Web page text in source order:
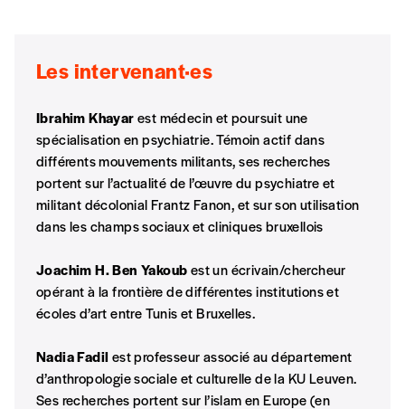
Les mots de passe ne correspondent pas
INSCRIPTION
NB: Vous pouvez choisir de participer
avoir reçu plusieurs numéros. Ce paiement
n’est pas indispensable. Il marque votre
volonté de soutenir nos activités.
NOS
FORMULES
Abonnement
1 an = 5 numéros
Les intervenant·es
Ibrahim Khayarest médecin et poursuit une
spécialisation en psychiatrie. Témoin actif dans
différents mouvements militants, ses recherches
portent sur l’actualité de l’œuvre du psychiatre et
militant décolonial Frantz Fanon, et sur son utilisation
dans les champs sociaux et cliniques bruxellois
Joachim H. Ben Yakoubest un écrivain/chercheur
opérant à la frontière de différentes institutions et
écoles d’art entre Tunis et Bruxelles.
Nadia Fadilest professeur associé au département
d’anthropologie sociale et culturelle de la KU Leuven.
Ses recherches portent sur l’islam en Europe (en